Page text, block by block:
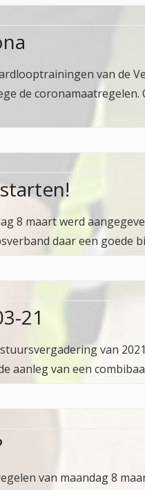
van de
de coronamaatregelen.
8 maart werd
daar een goede
21
van
aanleg van een
van maandag 8